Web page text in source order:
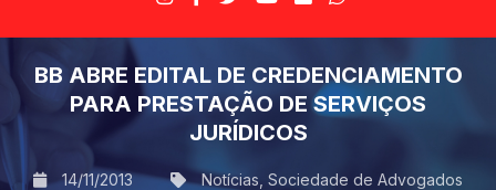
BB ABRE EDITAL DE CREDENCIAMENTO
PARA PRESTAÇÃO DE SERVIÇOS
JURÍDICOS
14/11/2013 Notícias Sociedade de Advogados